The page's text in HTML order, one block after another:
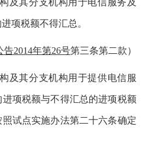
及其分支机构用于电信服务及
项税额不得汇总。
告2014年第26号第三条第二款）
及其分支机构用于提供电信服
项税额与不得汇总的进项税额
试点实施办法第二十六条确定